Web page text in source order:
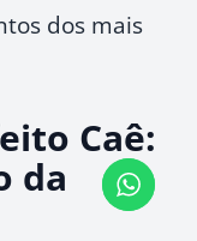
dos mais
Caê:
da